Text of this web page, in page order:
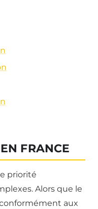
FRANCE
priorité
Alors que le
aux